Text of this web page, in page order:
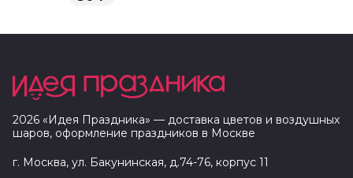
2026 «Идея Праздника» — доставка цветов и воздушных
шаров, оформление праздников в Москве
г. Москва, ул. Бакунинская, д.74-76, корпус 11